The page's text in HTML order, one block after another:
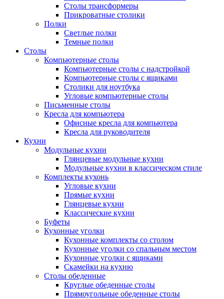
Столы трансформеры
Прикроватные столики
Полки
Светлые полки
Темные полки
Столы
Компьютерные столы
Компьютерные столы с надстройкой
Компьютерные столы с ящиками
Столики для ноутбука
Угловые компьютерные столы
Письменные столы
Кресла для компьютера
Офисные кресла для компьютера
Кресла для руководителя
Кухни
Модульные кухни
Глянцевые модульные кухни
Модульные кухни в классическом стиле
Комплекты кухонь
Угловые кухни
Прямые кухни
Глянцевые кухни
Классические кухни
Буфеты
Кухонные уголки
Кухонные комплекты со столом
Кухонные уголки со спальным местом
Кухонные уголки с ящиками
Скамейки на кухню
Столы обеденные
Круглые обеденные столы
Прямоугольные обеденные столы